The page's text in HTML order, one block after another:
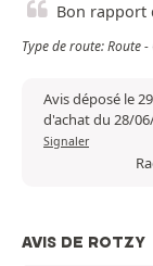
Bon rapport
Type de route: Route
Avis déposé le
d'achat du 28/
Signaler
AVIS DE ROTZY